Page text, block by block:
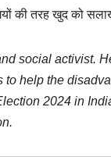
की तरह खुद को
social activist.
help the
2024 in